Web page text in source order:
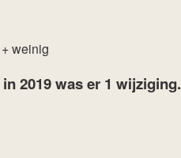
+ weinig
in 2019was er 1 wijziging.